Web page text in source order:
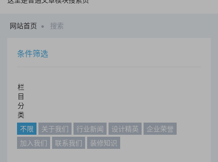
网站首页 搜索
条件筛选
栏
目
分
类
不限
关于我们 行业新闻 设计精英
企业荣誉
加入我们
联系我们 装修知识